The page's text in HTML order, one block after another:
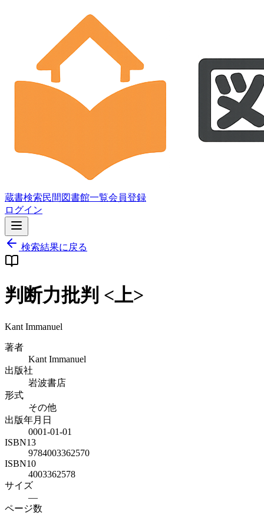
蔵書検索民間図書館一覧会員登録
ログイン
検索結果に戻る
判断力批判 <上>
Kant Immanuel
著者
Kant Immanuel
出版社
岩波書店
形式
その他
出版年月日
0001-01-01
ISBN13
9784003362570
ISBN10
4003362578
サイズ
—
ページ数